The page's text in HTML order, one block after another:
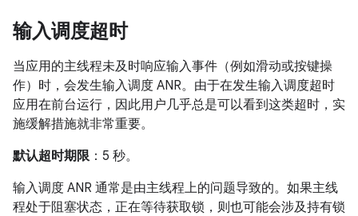
输入调度超时
当应用的主线程未及时响应输入事件（例如滑动或按键操
作）时，会发生输入调度 ANR。由于在发生输入调度超时
应用在前台运行，因此用户几乎总是可以看到这类超时，实
施缓解措施就非常重要。
默认超时期限：5 秒。
输入调度 ANR 通常是由主线程上的问题导致的。如果主线
程处于阻塞状态，正在等待获取锁，则也可能会涉及持有锁